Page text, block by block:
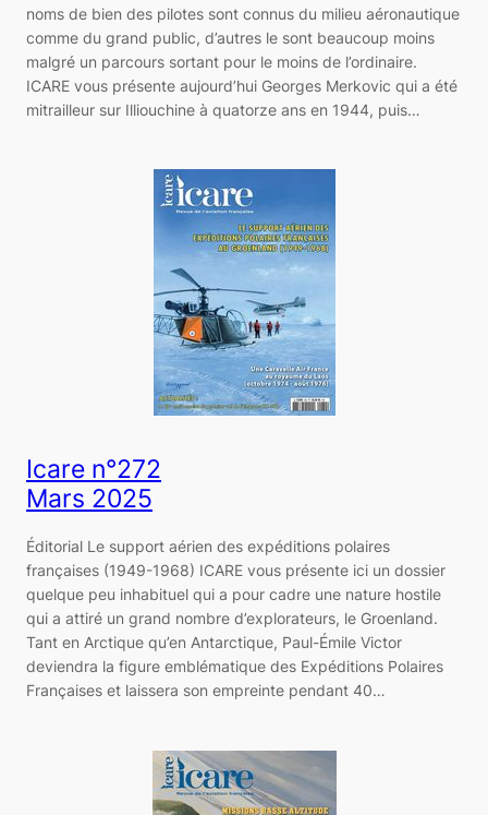
noms de bien des pilotes sont connus du milieu aéronautique
comme du grand public, d’autres le sont beaucoup moins
malgré un parcours sortant pour le moins de l’ordinaire.
ICARE vous présente aujourd’hui Georges Merkovic qui a été
mitrailleur sur Illiouchine à quatorze ans en 1944, puis…
Icare n°272
Mars 2025
Éditorial Le support aérien des expéditions polaires
françaises (1949-1968) ICARE vous présente ici un dossier
quelque peu inhabituel qui a pour cadre une nature hostile
qui a attiré un grand nombre d’explorateurs, le Groenland.
Tant en Arctique qu’en Antarctique, Paul-Émile Victor
deviendra la figure emblématique des Expéditions Polaires
Françaises et laissera son empreinte pendant 40…